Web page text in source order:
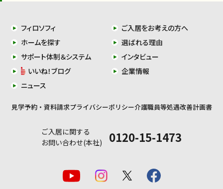
フィロソフィ
ご入居をお考えの方へ
ホームを探す
選ばれる理由
サポート体制＆システム
インタビュー
いいね！ブログ
企業情報
ニュース
見学予約・資料請求プライバシーポリシー介護職員等処遇改善計画書
ご入居に関する
お問い合わせ(本社)
0120-15-1473